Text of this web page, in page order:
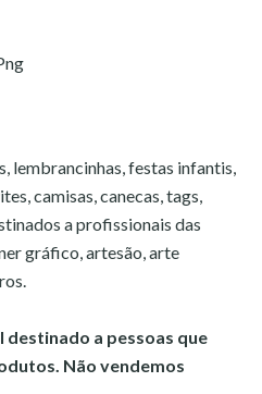
lembrancinhas, festas infantis,
camisas, canecas, tags,
a profissionais das
gráfico, artesão, arte
a pessoas que
Não vendemos